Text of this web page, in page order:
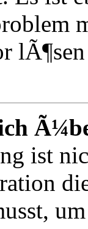
lÃ¶sen
ist